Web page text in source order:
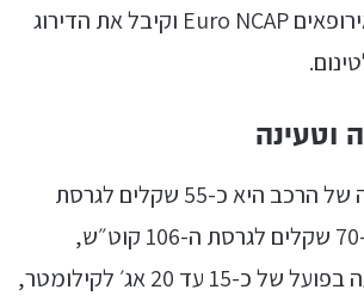
מבחני הריסוק האירופאים Euro NCAP וקיבל את הדירוג
וטעינה
עלות טעינה מלאה של הרכב היא כ-55 שקלים לגרסת
ה-83 קוט״ש או כ-70 שקלים לגרסת ה-106 קוט״ש,
המייצג עלות נסיעה בפועל של כ-15 עד 20 אג׳ לקילומטר,